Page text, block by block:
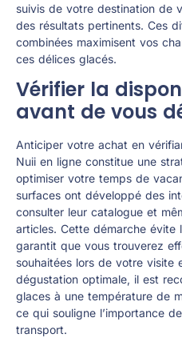
suivis de votre destination de
des résultats pertinents. Ces
combinées maximisent vos
ces délices glacés.
Vérifier la
avant de vous
Anticiper votre achat en
Nuii en ligne constitue une
optimiser votre temps de
surfaces ont développé des
consulter leur catalogue et
articles. Cette démarche évite
garantit que vous trouverez
souhaitées lors de votre visite
dégustation optimale, il est
glaces à une température de
ce qui souligne l’importance
transport.